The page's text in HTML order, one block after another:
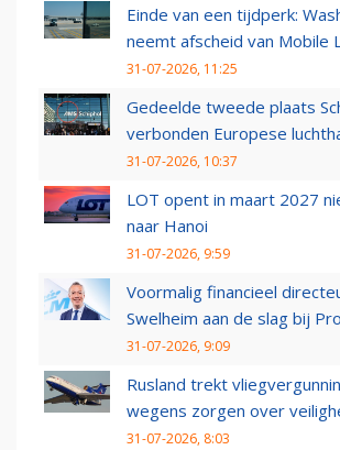
Einde van een tijdperk:
neemt afscheid van Mobile
31-07-2026, 11:25
Gedeelde tweede plaats
verbonden Europese
31-07-2026, 10:37
LOT opent in maart 2027
naar Hanoi
31-07-2026, 9:59
Voormalig financieel
Swelheim aan de slag bij
31-07-2026, 9:09
Rusland trekt
wegens zorgen over
31-07-2026, 8:03